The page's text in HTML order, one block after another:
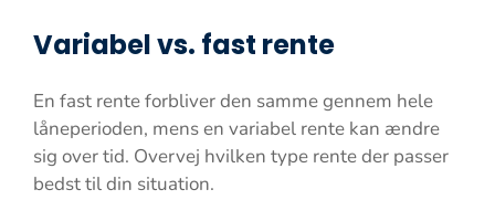
Variabel vs. fast rente
En fast rente forbliver den samme gennem hele
låneperioden, mens en variabel rente kan ændre
sig over tid. Overvej hvilken type rente der passer
bedst til din situation.